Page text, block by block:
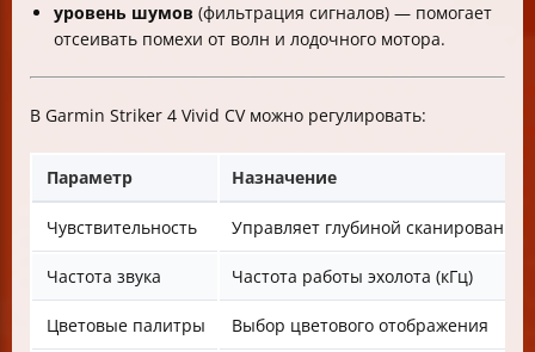
уровень шумов (фильтрация сигналов) — помогает
отсеивать помехи от волн и лодочного мотора.
В Garmin Striker 4 Vivid CV можно регулировать:
Параметр Назначение
Чувствительность Управляет глубиной сканирования
Частота звука Частота работы эхолота (кГц)
Цветовые палитры Выбор цветового отображения